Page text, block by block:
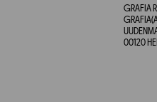
GRAFIA
00120